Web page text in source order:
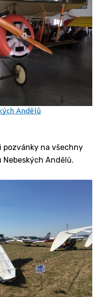
Andělů
pozvánky na všechny
Nebeských Andělů.